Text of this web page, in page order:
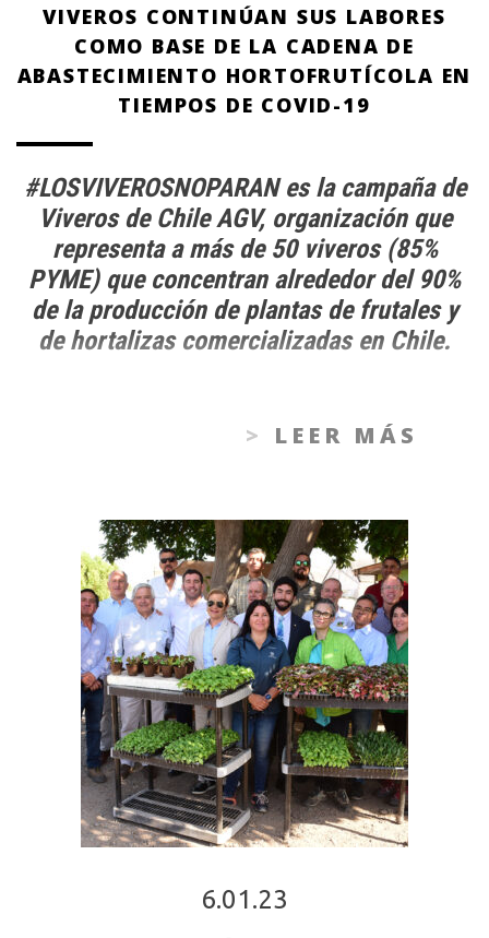
VIVEROS CONTINÚAN SUS LABORES
COMO BASE DE LA CADENA DE
ABASTECIMIENTO HORTOFRUTÍCOLA EN
TIEMPOS DE COVID-19
#LOSVIVEROSNOPARAN es la campaña de
Viveros de Chile AGV, organización que
representa a más de 50 viveros (85%
PYME) que concentran alrededor del 90%
de la producción de plantas de frutales y
de hortalizas comercializadas en Chile.
LEER MÁS
6.01.23